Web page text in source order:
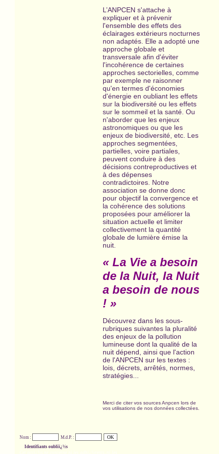
L’ANPCEN s'attache à
expliquer et à prévenir
l'ensemble des effets des
éclairages extérieurs nocturnes
non adaptés. Elle a adopté une
approche globale et
transversale afin d'éviter
l'incohérence de certaines
approches sectorielles, comme
par exemple ne raisonner
qu'en termes d'économies
d'énergie en oubliant les effets
sur la biodiversité ou les effets
sur le sommeil et la santé. Ou
n'aborder que les enjeux
astronomiques ou que les
enjeux de biodiversité, etc. Les
approches segmentées,
partielles, voire partiales,
peuvent conduire à des
décisions contreproductives et
à des dépenses
contradictoires. Notre
association se donne donc
pour objectif la convergence et
la cohérence des solutions
proposées pour améliorer la
situation actuelle et limiter
collectivement la quantité
globale de lumière émise la
nuit.
« La Vie a besoin
de la Nuit, la Nuit
a besoin de nous
! »
Découvrez dans les sous-
rubriques suivantes la pluralité
des enjeux de la pollution
lumineuse dont la qualité de la
nuit dépend, ainsi que l'action
de l'ANPCEN sur les textes :
lois, décrets, arrêtés, normes,
stratégies...
Merci de citer vos sources Anpcen lors de
vos utilisations de nos données collectées.
Nom :
M.d.P. :
Identifiants oubliï¿½s